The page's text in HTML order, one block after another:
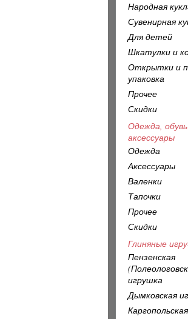
Народная
Сувенирная
Для детей
Шкатулки и
Открытки и
упаковка
Прочее
Скидки
Одежда,
аксессуары
Одежда
Аксессуары
Валенки
Тапочки
Прочее
Скидки
Глиняные
Пензенская
игрушка
Дымковская